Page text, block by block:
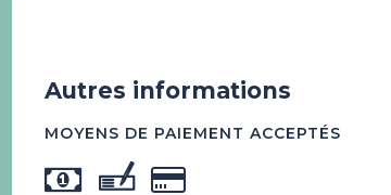
Autres informations
MOYENS DE PAIEMENT ACCEPTÉS